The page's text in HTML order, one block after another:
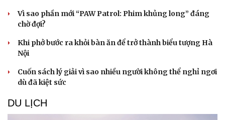
Nhi khoa
Nam khoa
Phòng mạch online
Ăn sạch sống khỏe
Vì sao phần mới “PAW Patrol: Phim khủng long” đáng
chờ đợi?
Khi phở bước ra khỏi bàn ăn để trở thành biểu tượng Hà
Nội
Cuốn sách lý giải vì sao nhiều người không thể nghỉ ngơi
dù đã kiệt sức
DU LỊCH